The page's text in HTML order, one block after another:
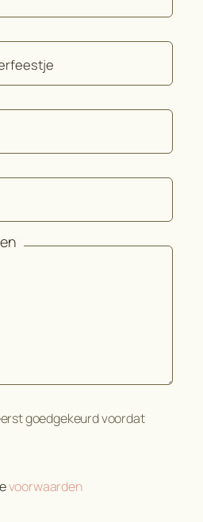
goedgekeurd voordat
voorwaarden